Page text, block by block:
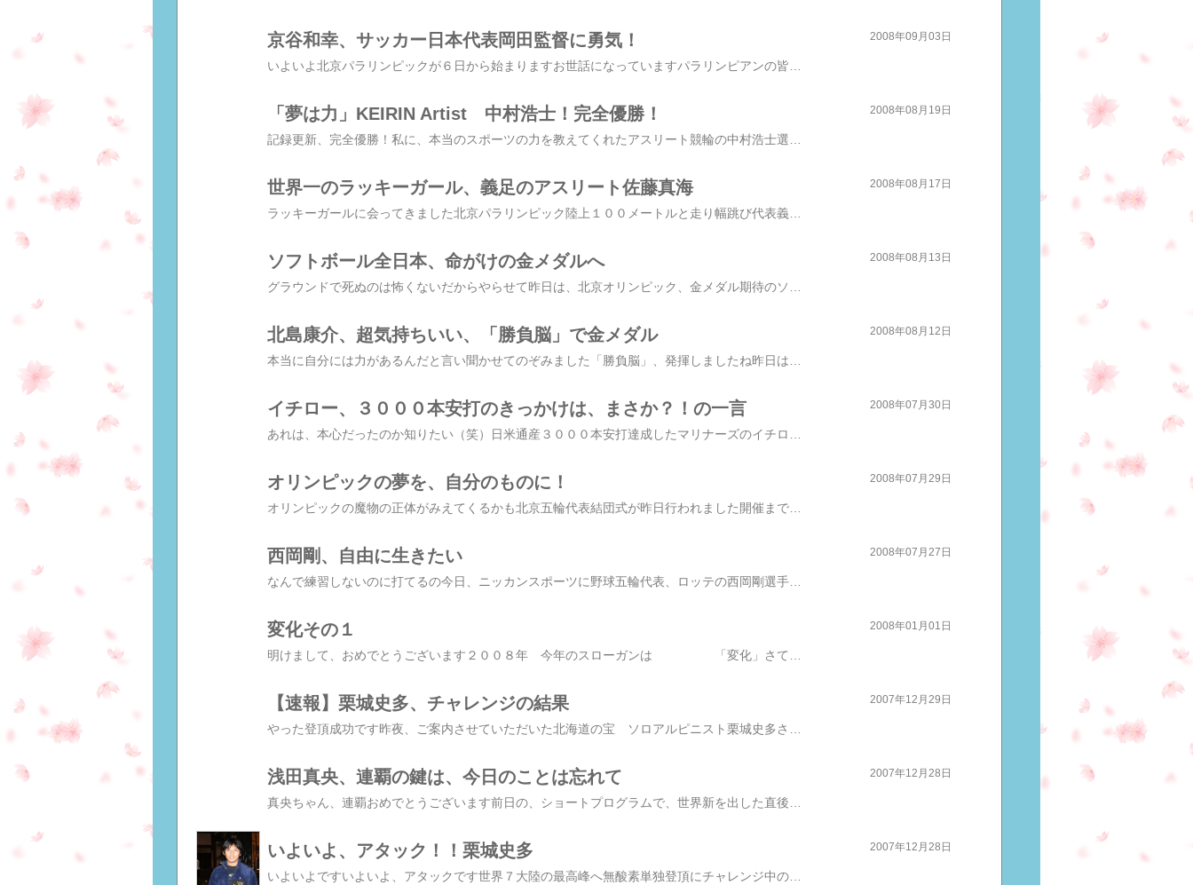
京谷和幸、サッカー日本代表岡田監督に勇気！ 2008年09月03日
「夢は力」KEIRIN Artist 中村浩士！完全優勝！ 2008年08月19日
世界一のラッキーガール、義足のアスリート佐藤真海
ラッキーガールに会ってきました北京パラリンピック陸上１００メートルと走り幅跳び代表義足のアスリート佐藤真海選手 です静岡で行われた記録会「静大サーキット」 競技を応援するのは、初めてでした追い風や、向かい風あっちこっちにくるくる回る風の中走り幅跳びと、１００メートル走に出られました続きは＞＞こちら
2008年08月17日
ソフトボール全日本、命がけの金メダルへ 2008年08月13日
北島康介、超気持ちいい、「勝負脳」で金メダル 2008年08月12日
イチロー、３０００本安打のきっかけは、まさか？！の一言 2008年07月30日
オリンピックの夢を、自分のものに！
オリンピックの魔物の正体がみえてくるかも北京五輪代表結団式が昨日行われました開催まで、あと１週間待ち遠しいですね開催をさらに楽しみにさせるテレビ番組がこれからたくさん放送されます今日は、サッカーオリンピック代表の最終壮行試合「キリンチャレンジカップ」 もありますNHK BS１ 午後7:10～9:00から輝け！真夏のアスリートたち ～北京オリンピック直前特集～で競技やアスリートの紹介や、みどころまた、五輪の舞台で活躍された元選手や指導者を招き、経験者でなければ語れない五輪の魅力、恐ろしさ、楽しさを語ってくれます＞＞続きはこちら
2008年07月29日
西岡剛、自由に生きたい
なんで練習しないのに打てるの今日、ニッカンスポーツに野球五輪代表、ロッテの西岡剛選手の特集記事がありました西岡選手にとって、一番のほめ言葉なのだそうですなるほど･･･記事の写真も、普段着でインタビューの言葉じりもクールな感じさえ受けますかっこいいです＞＞続きはこちらへ
2008年07月27日
変化その１ 2008年01月01日
【速報】栗城史多、チャレンジの結果 2007年12月29日
浅田真央、連覇の鍵は、今日のことは忘れて 2007年12月28日
いよいよ、アタック！！栗城史多
いよいよですいよいよ、アタックです世界７大陸の最高峰へ無酸素単独登頂にチャレンジ中の北海道の宝ソロアルピニスト 栗城史多さん６座めの、南極大陸ビンソンマシフ登頂に向け１２月１０日に日本をたちました１月１日、アタックの予定でしたが日本時間 本日２８日の２１時標高４２００ｍのハイキャンプよりアタック開始ですアホ会でお会いしたときチャレンジできることが本当に嬉しいという気持ちがドキドキするほど伝わってきました 誰も成し遂げたことのない命がけのチャレンジにワクワク向かう栗城さんの登頂、大成功を、みんなで応援しましょう ■栗城史多公式ブログ ■ちょっとアホ！数珠繋ぎブログご自身が、山への思いを語ってくださていますこれを読んだら応援せずにはいられなくなりますコメントは、現地の栗城さんに届きます是非、応援コメントを以下のサイトへお願いします■栗城史多 南極遠征メーリングリスト 登録http://groups.yahoo.co.jp/group/kurikiyama7/ ■栗城史多 冒険日記ブログ http://www.plus-blog.sportsnavi.com/bt_nobukazu/ 携帯からも投票できる みなさんの応援のおかげで趣味とスポーツカテゴリー部門 今日は９位からのスタートスポーツ全般部門 では ２位になりましたさあ、さあぶっちぎりの１位を目指しますランキングも、仕事も、勉強もライバルは自分楽しんでいきます感謝みなさま、本当にありがとうございます引き続き、応援よろしくお願いいたしますこちらも成長中人気ブログランキング ☆☆ブログ村ランキング☆☆
2007年12月28日